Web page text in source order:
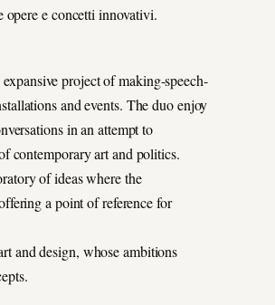
opere e concetti innovativi.
project of making-speech-
and events. The duo enjoy
in an attempt to
contemporary art and politics.
of ideas where the
a point of reference for
and design, whose ambitions